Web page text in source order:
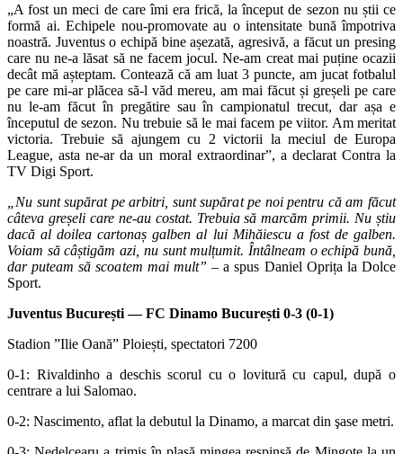
„A fost un meci de care îmi era frică, la început de sezon nu știi ce
formă ai. Echipele nou-promovate au o intensitate bună împotriva
noastră. Juventus o echipă bine așezată, agresivă, a făcut un presing
care nu ne-a lăsat să ne facem jocul. Ne-am creat mai puține ocazii
decât mă așteptam. Contează că am luat 3 puncte, am jucat fotbalul
pe care mi-ar plăcea să-l văd mereu, am mai făcut și greșeli pe care
nu le-am făcut în pregătire sau în campionatul trecut, dar așa e
începutul de sezon. Nu trebuie să le mai facem pe viitor. Am meritat
victoria. Trebuie să ajungem cu 2 victorii la meciul de Europa
League, asta ne-ar da un moral extraordinar”, a declarat Contra la
TV Digi Sport.
„Nu sunt supărat pe arbitri, sunt supărat pe noi pentru că am făcut
câteva greșeli care ne-au costat. Trebuia să marcăm primii. Nu știu
dacă al doilea cartonaș galben al lui Mihăiescu a fost de galben.
Voiam să câștigăm azi, nu sunt mulțumit. Întâlneam o echipă bună,
dar puteam să scoatem mai mult” – a spus Daniel Oprița la Dolce
Sport.
Juventus București — FC Dinamo București 0-3 (0-1)
Stadion ”Ilie Oană” Ploiești, spectatori 7200
0-1: Rivaldinho a deschis scorul cu o lovitură cu capul, după o
centrare a lui Salomao.
0-2: Nascimento, aflat la debutul la Dinamo, a marcat din şase metri.